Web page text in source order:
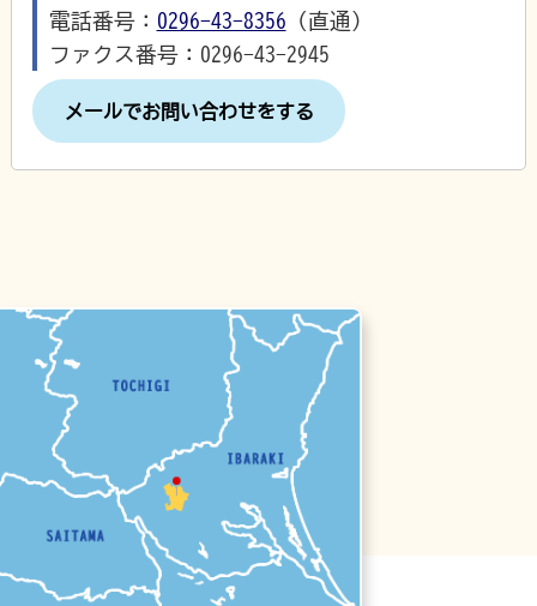
電話番号： 0296-43-8356 （直通）
ファクス番号：0296-43-2945
メールでお問い合わせをする